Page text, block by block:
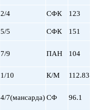
2/4 СФК 123
5/5 СФК 151
7/9 ПАН 104
1/10 К/М 112.83
4/7(мансарда)СФ 96.1